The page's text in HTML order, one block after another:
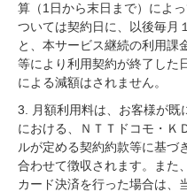
算（1日から末日まで）によ
ついては契約日に、以後毎月
と、本サービス継続の利用課
等により利用契約が終了した
による減額はされません。
3. 月額利用料は、お客様が既
における、ＮＴＴドコモ・Ｋ
ルが定める契約約款等に基づ
合わせて徴収されます。また
カード決済を行った場合は、